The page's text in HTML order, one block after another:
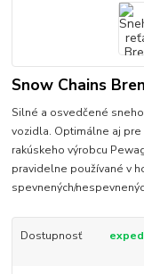
Snow Chains
Silné a osvedčené
vozidla. Optimálne aj
rakúskeho výrobcu
pravidelne používané v
spevnených/
Dostupnosť